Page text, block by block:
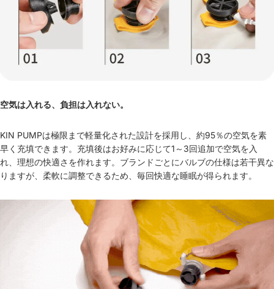
空気は入れる、負担は入れない。
KIN PUMPは極限まで軽量化された設計を採用し、約95％の空気を素
早く充填できます。充填後はお好みに応じて1～3回追加で空気を入
れ、理想の快適さを作れます。ブランドごとにバルブの仕様は若干異な
りますが、柔軟に調整できるため、毎回快適な睡眠が得られます。